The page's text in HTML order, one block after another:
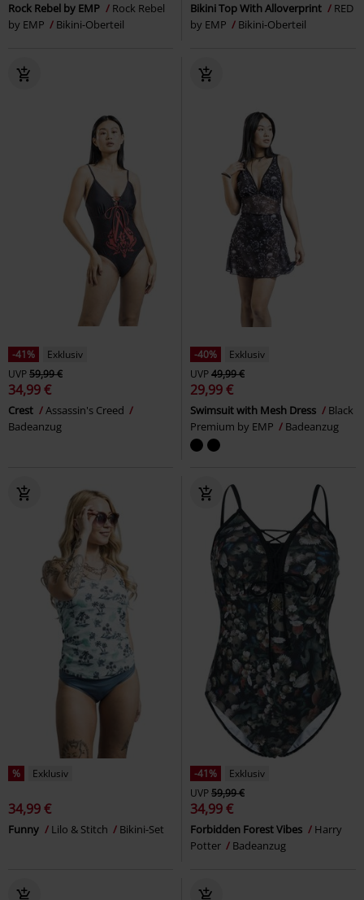
Rock Rebel by EMP
Rock Rebel
by EMP
Bikini-Oberteil
Bikini Top With Alloverprint
RED
by EMP
Bikini-Oberteil
-41%
Exklusiv
UVP59,99 €
34,99 €
Crest
Assassin's Creed
Badeanzug
-40%
Exklusiv
UVP49,99 €
29,99 €
Swimsuit with Mesh Dress
Black
Premium by EMP
Badeanzug
% Exklusiv
34,99 €
Funny Lilo & Stitch Bikini-Set
-41%
Exklusiv
UVP59,99 €
34,99 €
Forbidden Forest Vibes
Harry
Potter
Badeanzug